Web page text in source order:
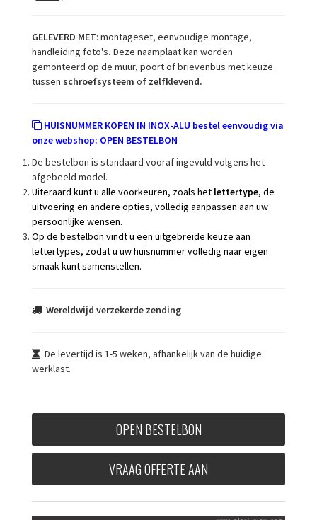
GELEVERD MET: montageset, eenvoudige montage,
handleiding foto's. Deze naamplaat kan worden
gemonteerd op de muur, poort of brievenbus met keuze
tussen schroefsysteem of zelfklevend.
HUISNUMMER KOPEN IN INOX-ALU bestel eenvoudig via
onze webshop: OPEN BESTELBON
De bestelbon is standaard vooraf ingevuld volgens het
afgebeeld model.
Uiteraard kunt u alle voorkeuren, zoals het lettertype, de
uitvoering en andere opties, volledig aanpassen aan uw
persoonlijke wensen.
Op de bestelbon vindt u een uitgebreide keuze aan
lettertypes, zodat u uw huisnummer volledig naar eigen
smaak kunt samenstellen.
Wereldwijd verzekerde zending
De levertijd is 1-5 weken, afhankelijk van de huidige
werklast.
OPEN BESTELBON
VRAAG OFFERTE AAN